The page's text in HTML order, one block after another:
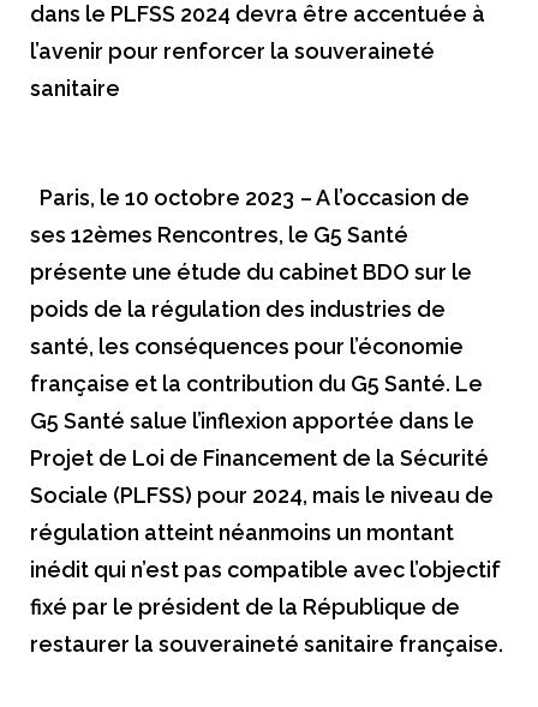
Propositions du G5 Santé, 2022-2027 : mettre la
Faire de la France le leader européen de l’innovation en
Le livre blanc du G5 Santé 2017-2022
Publications
Documents/études
Nos engagements
Notre responsabilité sociale et environnementale
Actualités du G5
​Les Rencontres du G5 santé
dans le PLFSS 2024 devra être accentuée à
l’avenir pour renforcer la souveraineté
sanitaire
Paris, le 10 octobre 2023 –A l’occasion de
ses 12èmes Rencontres, le G5 Santé
présente une étude du cabinet BDO sur le
poids de la régulation des industries de
santé, les conséquences pour l’économie
française et la contribution du G5 Santé. Le
G5 Santé salue l’inflexion apportée dans le
Projet de Loi de Financement de la Sécurité
Sociale (PLFSS) pour 2024, mais le niveau de
régulation atteint néanmoins un montant
inédit qui n’est pas compatible avec l’objectif
fixé par le président de la République de
restaurer la souveraineté sanitaire française.